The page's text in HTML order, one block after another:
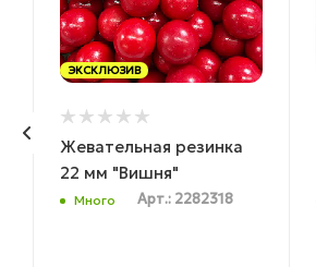
ЭКСКЛЮЗИВ
Жевательная резинка
22 мм "Вишня"
Много Арт.: 2282318